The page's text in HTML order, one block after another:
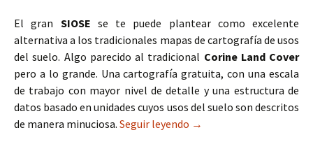
El gran SIOSE se te puede plantear como excelente
alternativa a los tradicionales mapas de cartografía de usos
del suelo. Algo parecido al tradicional Corine Land Cover
pero a lo grande. Una cartografía gratuita, con una escala
de trabajo con mayor nivel de detalle y una estructura de
datos basado en unidades cuyos usos del suelo son descritos
de manera minuciosa. Seguir leyendo Descarga SIOSE:
→